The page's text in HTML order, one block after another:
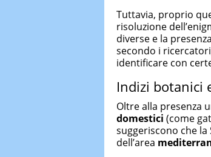
Tuttavia, proprio
risoluzione
diverse e la
secondo i
identificare con
Indizi botanici
Oltre alla presenza
domestici (come
suggeriscono che
dell’area